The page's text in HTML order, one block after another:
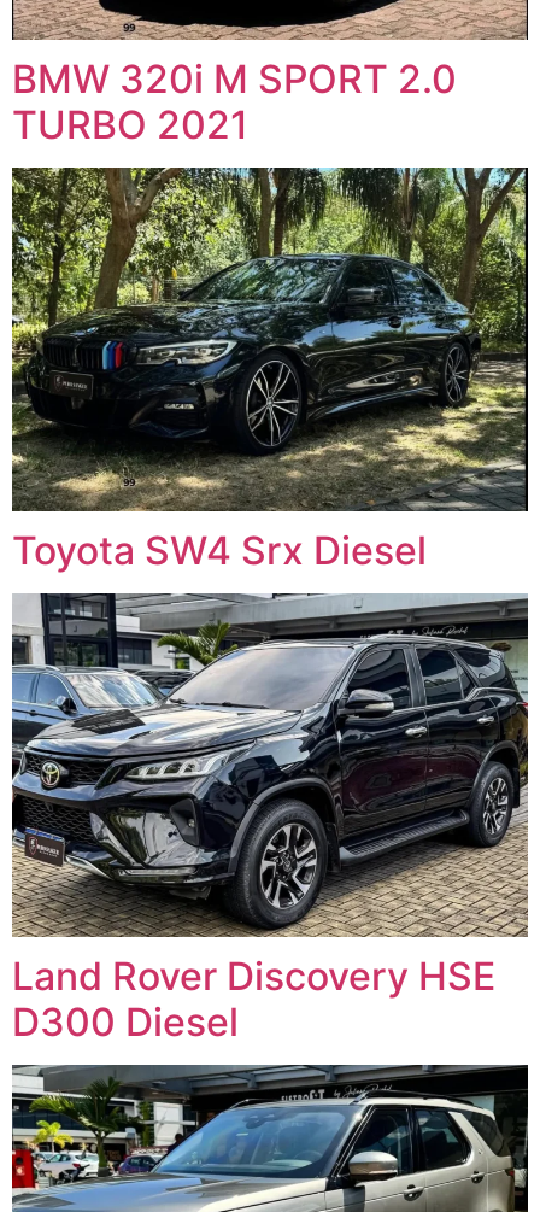
BMW 320i M SPORT 2.0
TURBO 2021
Toyota SW4 Srx Diesel
Land Rover Discovery HSE
D300 Diesel